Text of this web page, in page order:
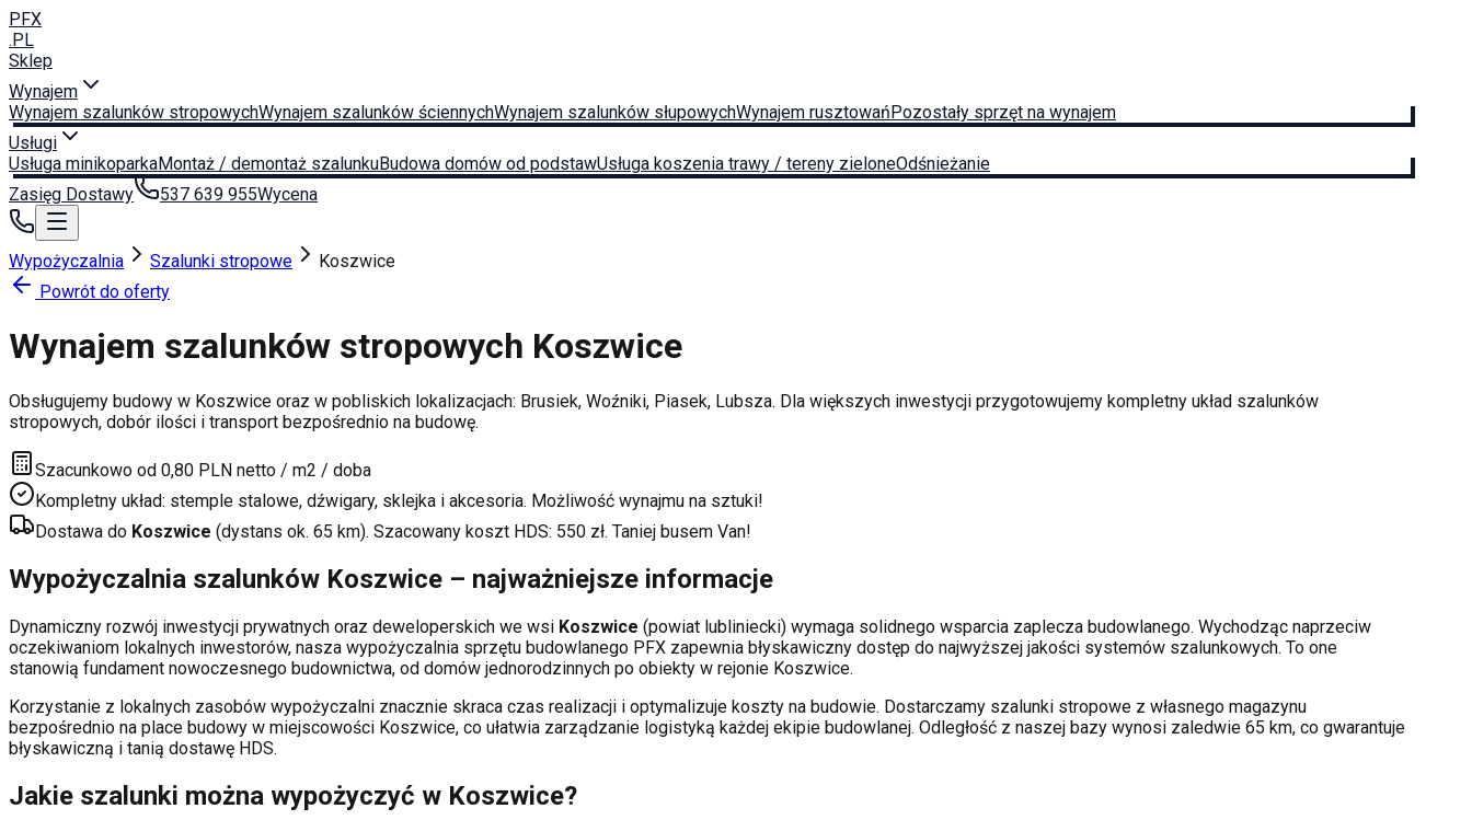
PFX
.PL
Sklep
Wynajem
Wynajem szalunków stropowychWynajem szalunków ściennychWynajem szalunków słupowychWynajem rusztowańPozostały sprzęt na wynajem
Usługi
Usługa minikoparkaMontaż / demontaż szalunkuBudowa domów od podstawUsługa koszenia trawy / tereny zieloneOdśnieżanie
Zasięg Dostawy
537 639 955Wycena
Wypożyczalnia Szalunki stropowe
Koszwice
Powrót do oferty
Wynajem szalunków stropowych Koszwice
Obsługujemy budowy w Koszwice oraz w pobliskich lokalizacjach: Brusiek, Woźniki, Piasek, Lubsza. Dla większych inwestycji przygotowujemy kompletny układ szalunków
stropowych, dobór ilości i transport bezpośrednio na budowę.
Szacunkowo od 0,80 PLN netto / m2 / doba
Kompletny układ: stemple stalowe, dźwigary, sklejka i akcesoria. Możliwość wynajmu na sztuki!
Dostawa do Koszwice (dystans ok. 65 km). Szacowany koszt HDS: 550 zł. Taniej busem Van!
Wypożyczalnia szalunków Koszwice – najważniejsze informacje
Dynamiczny rozwój inwestycji prywatnych oraz deweloperskich we wsi Koszwice (powiat lubliniecki) wymaga solidnego wsparcia zaplecza budowlanego. Wychodząc naprzeciw
oczekiwaniom lokalnych inwestorów, nasza wypożyczalnia sprzętu budowlanego PFX zapewnia błyskawiczny dostęp do najwyższej jakości systemów szalunkowych. To one
stanowią fundament nowoczesnego budownictwa, od domów jednorodzinnych po obiekty w rejonie Koszwice.
Korzystanie z lokalnych zasobów wypożyczalni znacznie skraca czas realizacji i optymalizuje koszty na budowie. Dostarczamy szalunki stropowe z własnego magazynu
bezpośrednio na place budowy w miejscowości Koszwice, co ułatwia zarządzanie logistyką każdej ekipie budowlanej. Odległość z naszej bazy wynosi zaledwie 65 km, co gwarantuje
błyskawiczną i tanią dostawę HDS.
Jakie szalunki można wypożyczyć w Koszwice?